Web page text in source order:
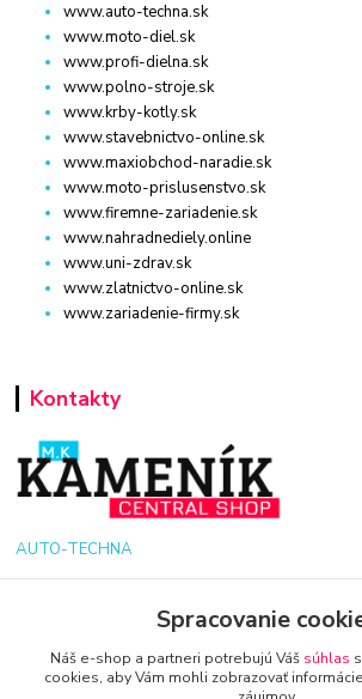
www.auto-techna.sk
www.moto-diel.sk
www.profi-dielna.sk
www.polno-stroje.sk
www.krby-kotly.sk
www.stavebnictvo-online.sk
www.maxiobchod-naradie.sk
www.moto-prislusenstvo.sk
www.firemne-zariadenie.sk
www.nahradnediely.online
www.uni-zdrav.sk
www.zlatnictvo-online.sk
www.zariadenie-firmy.sk
Kontakty
AUTO-TECHNA
+421 940 949 000
info@kamenik.sk
Spracovanie
Náš e-shop a partneri potrebujú Váš súhlas
cookies, aby Vám mohli zobrazovať